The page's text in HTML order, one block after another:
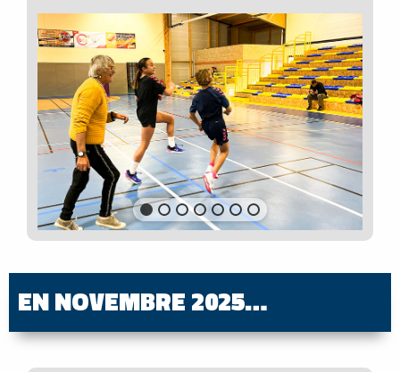
EN NOVEMBRE 2025…